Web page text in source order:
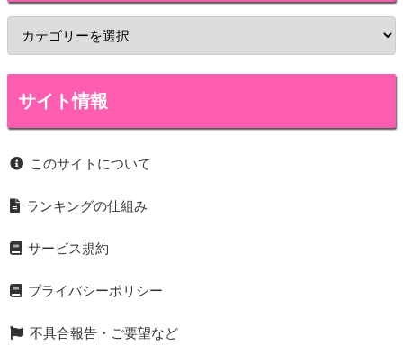
サイト情報
このサイトについて
ランキングの仕組み
サービス規約
プライバシーポリシー
不具合報告・ご要望など